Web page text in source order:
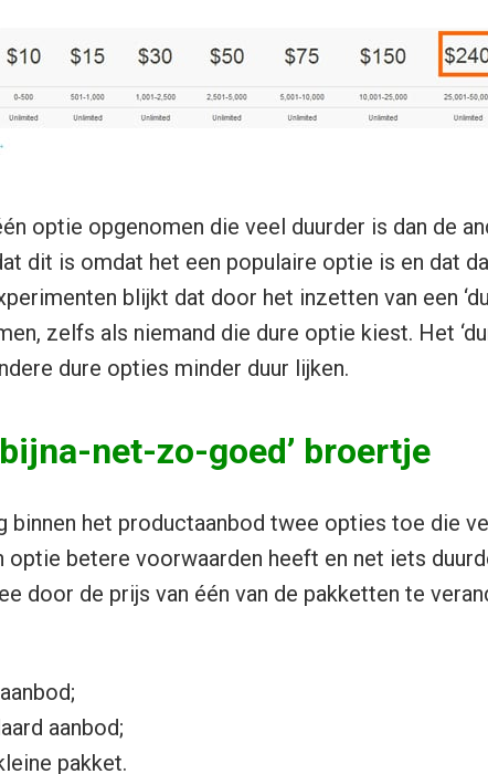
optie opgenomen die veel duurder is dan de
dit is omdat het een populaire optie is en dat
blijkt dat door het inzetten van een
zelfs als niemand die dure optie kiest. Het
dure opties minder duur lijken.
net-zo-goed’ broertje
binnen het productaanbod twee opties toe die
optie betere voorwaarden heeft en net iets
door de prijs van één van de pakketten te
aanbod;
pakket.